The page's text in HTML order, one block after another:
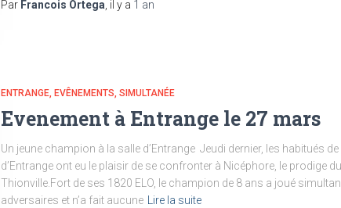
Par Francois Ortega, il y a 1 an
ENTRANGE EVÊNEMENTS SIMULTANÉE
Evenement à Entrange le 27 mars
Un jeune champion à la salle d’Entrange Jeudi dernier, les habitués de
d’Entrange ont eu le plaisir de se confronter à Nicéphore, le prodige
Thionville.Fort de ses 1820 ELO, le champion de 8 ans a joué
adversaires et n’a fait aucune
Lire la suite